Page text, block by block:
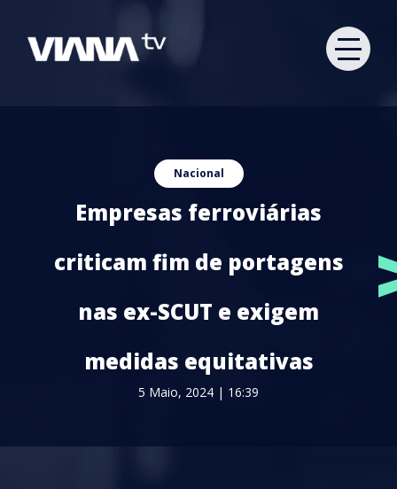
Nacional
Empresas ferroviárias
criticam fim de portagens
nas ex-SCUT e exigem
medidas equitativas
5 Maio, 2024 | 16:39